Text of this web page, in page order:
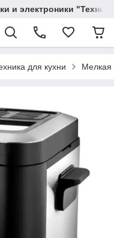
и электроники
для кухни Мелкая